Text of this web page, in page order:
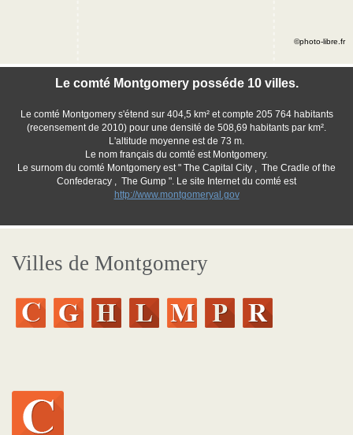
Le comté Montgomery posséde 10 villes.
Le comté Montgomery s'étend sur 404,5 km² et compte 205 764 habitants
(recensement de 2010) pour une densité de 508,69 habitants par km².
L'altitude moyenne est de 73 m.
Le nom français du comté est Montgomery.
Le surnom du comté Montgomery est " The Capital City , The Cradle of the
Confederacy , The Gump ". Le site Internet du comté est
http://www.montgomeryal.gov
©photo-libre.fr
Villes de Montgomery